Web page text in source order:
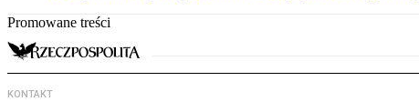
Promowane treści
KONTAKT